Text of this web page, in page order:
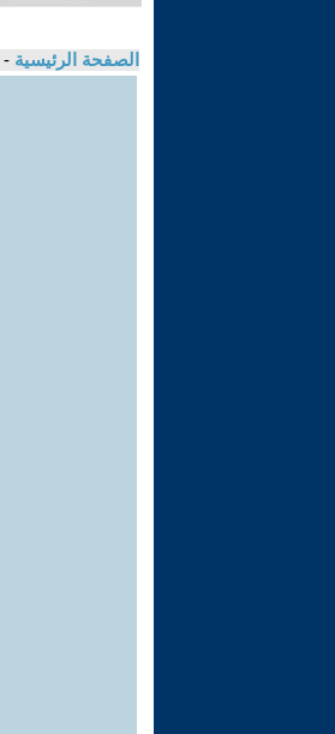
الصفحة الرئيسية -